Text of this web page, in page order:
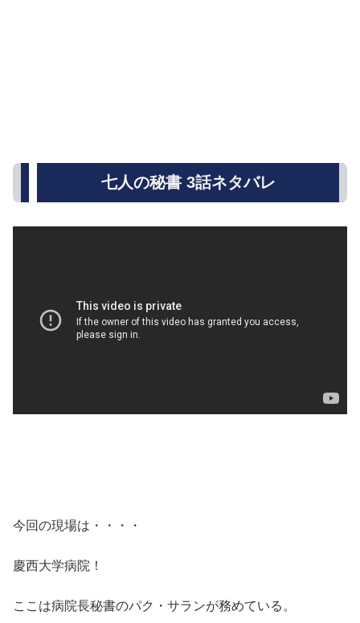
七人の秘書 3話ネタバレ
今回の現場は・・・・
慶西大学病院！
ここは病院長秘書のパク・サランが務めている。